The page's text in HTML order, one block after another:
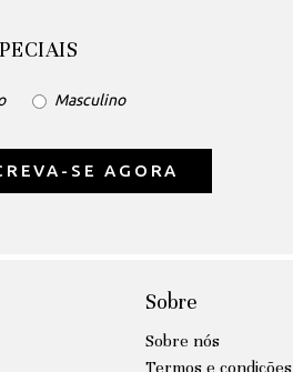
Masculino
SE AGORA
Sobre
Sobre nós
Termos e condições